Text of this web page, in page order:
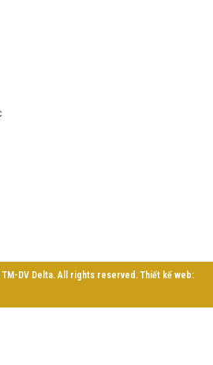
DV Delta. All rights reserved. Thiết kế web: